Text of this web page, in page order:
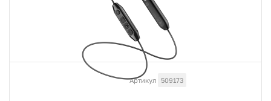
Артикул 509173